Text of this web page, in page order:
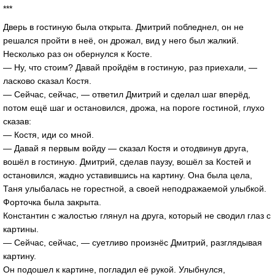
***
Дверь в гостиную была открыта. Дмитрий побледнел, он не
решался пройти в неё, он дрожал, вид у него был жалкий.
Несколько раз он обернулся к Косте.
— Ну, что стоим? Давай пройдём в гостиную, раз приехали, —
ласково сказал Костя.
— Сейчас, сейчас, — ответил Дмитрий и сделал шаг вперёд,
потом ещё шаг и остановился, дрожа, на пороге гостиной, глухо
сказав:
— Костя, иди со мной.
— Давай я первым войду — сказал Костя и отодвинув друга,
вошёл в гостиную. Дмитрий, сделав паузу, вошёл за Костей и
остановился, жадно уставившись на картину. Она была цела,
Таня улыбалась не горестной, а своей неподражаемой улыбкой.
Форточка была закрыта.
Константин с жалостью глянул на друга, который не сводил глаз с
картины.
— Сейчас, сейчас, — суетливо произнёс Дмитрий, разглядывая
картину.
Он подошел к картине, погладил её рукой. Улыбнулся,